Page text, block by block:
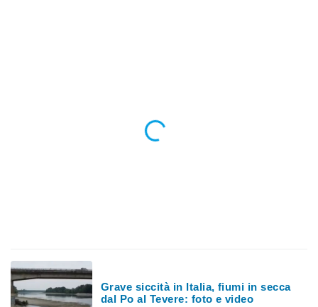
di
il
Grave siccità in Italia, fiumi in secca
dal Po al Tevere: foto e video